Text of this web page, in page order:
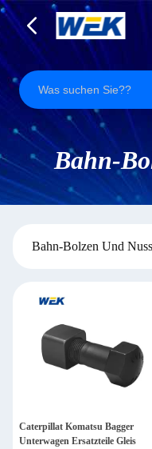
Bahn-
Bahn-Bolzen Und Nuss
Caterpillat Komatsu Bagger
Unterwagen Ersatzteile Gleis